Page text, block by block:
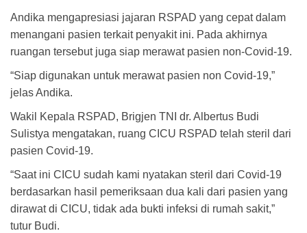
Andika mengapresiasi jajaran RSPAD yang cepat dalam
menangani pasien terkait penyakit ini. Pada akhirnya
ruangan tersebut juga siap merawat pasien non-Covid-19.
“Siap digunakan untuk merawat pasien non Covid-19,”
jelas Andika.
Wakil Kepala RSPAD, Brigjen TNI dr. Albertus Budi
Sulistya mengatakan, ruang CICU RSPAD telah steril dari
pasien Covid-19.
“Saat ini CICU sudah kami nyatakan steril dari Covid-19
berdasarkan hasil pemeriksaan dua kali dari pasien yang
dirawat di CICU, tidak ada bukti infeksi di rumah sakit,”
tutur Budi.